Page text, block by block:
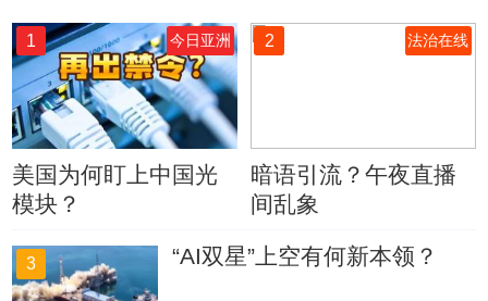
1 今日亚洲
美国为何盯上中国光
模块？
2 法治在线
暗语引流？午夜直播
间乱象
3 “AI双星”上空有何新本领？